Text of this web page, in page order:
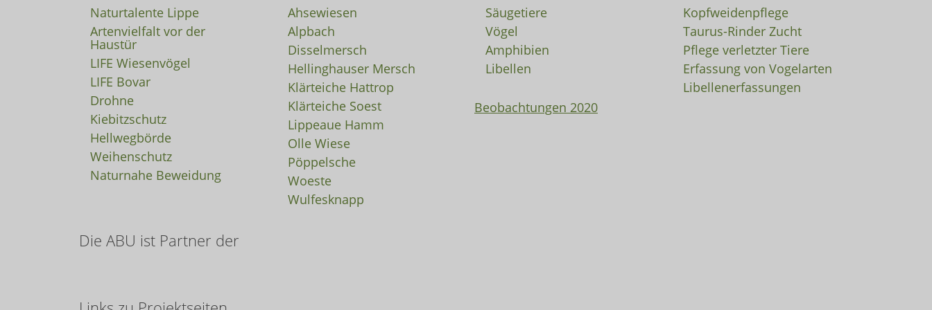
Naturtalente Lippe
Artenvielfalt vor der
Haustür
LIFE Wiesenvögel
LIFE Bovar
Drohne
Kiebitzschutz
Hellwegbörde
Weihenschutz
Naturnahe Beweidung
Ahsewiesen
Alpbach
Disselmersch
Hellinghauser Mersch
Klärteiche Hattrop
Klärteiche Soest
Lippeaue Hamm
Olle Wiese
Pöppelsche
Woeste
Wulfesknapp
Säugetiere
Vögel
Amphibien
Libellen
Beobachtungen 2020
Kopfweidenpflege
Taurus-Rinder Zucht
Pflege verletzter Tiere
Erfassung von Vogelarten
Libellenerfassungen
Die ABU ist Partner der